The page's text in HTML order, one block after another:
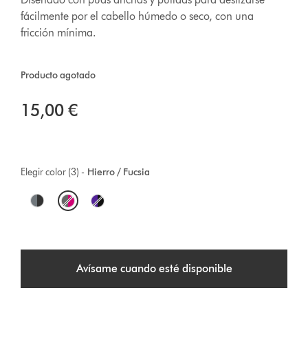
fácilmente por el cabello húmedo o seco, con una
fricción mínima.
Producto agotado
15,00 €
Hierro / Fucsia
Elegir color (3) -
O
t
Avísame cuando esté disponible